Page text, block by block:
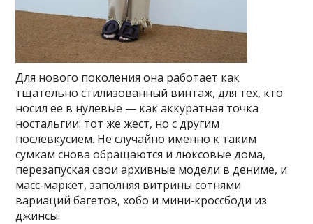
Для нового поколения она работает как
тщательно стилизованный винтаж, для тех, кто
носил ее в нулевые — как аккуратная точка
ностальгии: тот же жест, но с другим
послевкусием. Не случайно именно к таким
сумкам снова обращаются и люксовые дома,
перезапуская свои архивные модели в дениме, и
масс‑маркет, заполняя витрины сотнями
вариаций багетов, хобо и мини‑кроссбоди из
джинсы.